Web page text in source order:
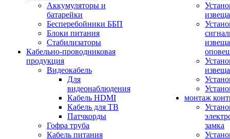
Аккумуляторы и
батарейки
Бесперебойники ББП
Блоки питания
Стабилизаторы
Кабельно-проводниковая
продукция
Видеокабель
Для
видеонаблюдения
Кабель HDMI
Кабель для ТВ
Патчкорды
Гофра труба
Кабель питания
монтаж
замка